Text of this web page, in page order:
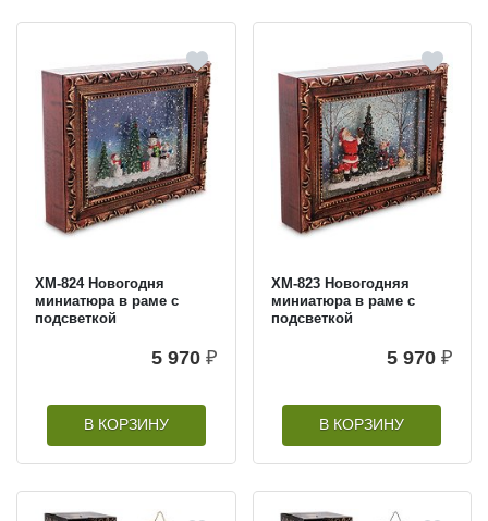
XM-824 Новогодня
миниатюра в раме с
подсветкой
5 970 ₽
В КОРЗИНУ
XM-823 Новогодняя
миниатюра в раме с
подсветкой
5 970 ₽
В КОРЗИНУ